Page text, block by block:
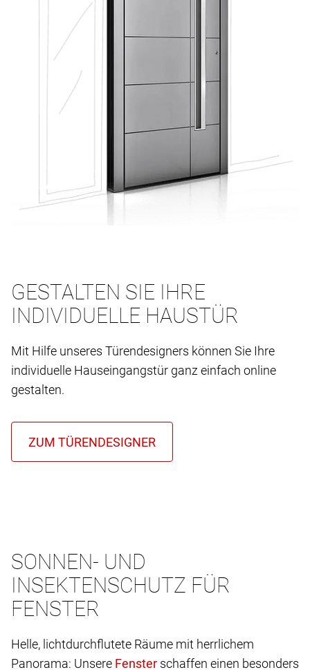
GESTALTEN SIE IHRE
INDIVIDUELLE HAUSTÜR
Mit Hilfe unseres Türendesigners können Sie Ihre
individuelle Hauseingangstür ganz einfach online
gestalten.
SONNEN- UND
INSEKTENSCHUTZ FÜR
FENSTER
Helle, lichtdurchflutete Räume mit herrlichem
Panorama: Unsere
schaffen einen besonders